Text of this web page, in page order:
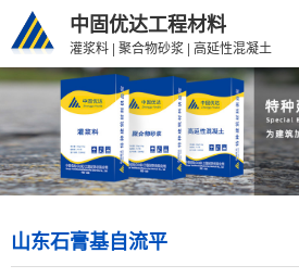
中固优达工程材料
灌浆料 | 聚合物砂浆 | 高延性混凝土
山东石膏基自流平